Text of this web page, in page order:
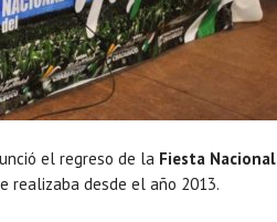
el regreso de la Fiesta Nacional
realizaba desde el año 2013.